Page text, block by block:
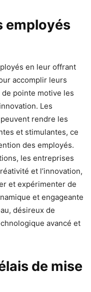
employés
en leur offrant
accomplir leurs
de pointe motive les
Les
rendre les
et stimulantes, ce
des employés.
les entreprises
et l’innovation,
et expérimenter de
et engageante
désireux de
avancé et
de mise